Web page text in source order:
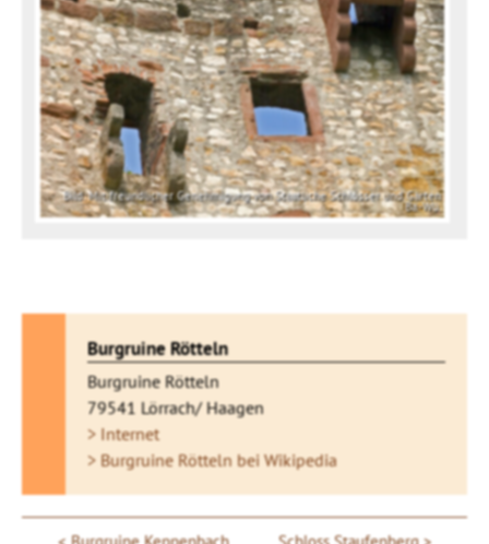
Bild: Mit freundlicher Genehmigung von Staatliche Schlösser und Gärten
Ba.-Wü.
Burgruine Rötteln
Burgruine Rötteln
79541 Lörrach/ Haagen
> Internet
> Burgruine Rötteln bei Wikipedia